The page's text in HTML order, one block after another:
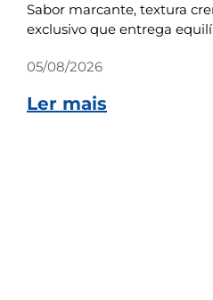
Sabor marcante, textura
exclusivo que entrega
05/08/2026
Ler mais